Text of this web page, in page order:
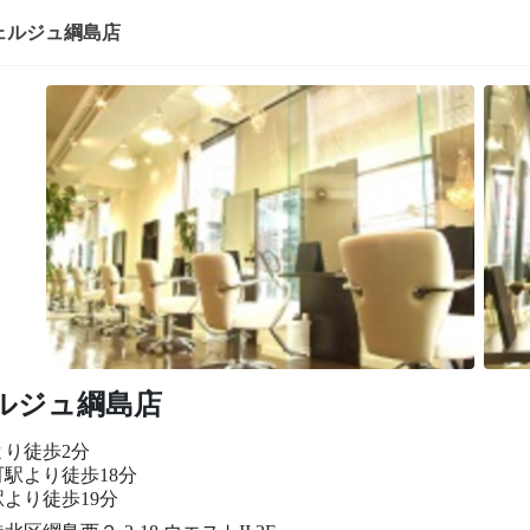
ルジュ綱島店
ジュ綱島店
徒歩2分
より徒歩18分
り徒歩19分